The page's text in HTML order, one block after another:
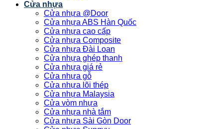
Cửa nhựa
Cửa nhựa @Door
Cửa nhựa ABS Hàn Quốc
Cửa nhựa cao cấp
Cửa nhựa Composite
Cửa nhựa Đài Loan
Cửa nhựa ghép thanh
Cửa nhựa giá rẻ
Cửa nhựa gỗ
Cửa nhựa lõi thép
Cửa nhựa Malaysia
Cửa vòm nhựa
Cửa nhựa nhà tắm
Cửa nhựa Sài Gòn Door